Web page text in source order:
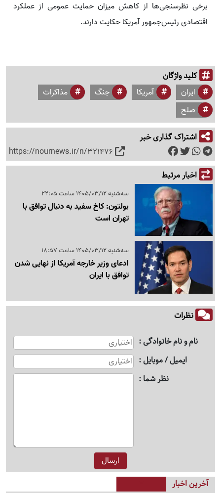
برخی نظرسنجی‌ها از کاهش میزان حمایت عمومی از عملکرد
اقتصادی رئیس‌جمهور آمریکا حکایت دارند.
کلید واژگان
ایران آمریکا جنگ
مذاکرات
صلح
اشتراک گذاری خبر
https://nournews.ir/n/321476
اخبار مرتبط
سه‌شنبه 1405/03/12 ساعت 22:05
بولتون: کاخ سفید به دنبال توافق با
تهران است
سه‌شنبه 1405/03/12 ساعت 18:57
ادعای وزیر خارجه آمریکا از نهایی شدن
توافق با ایران
نظرات
نام و نام خانوادگی
ایمیل / موبایل
نظر شما
آخرین اخبار